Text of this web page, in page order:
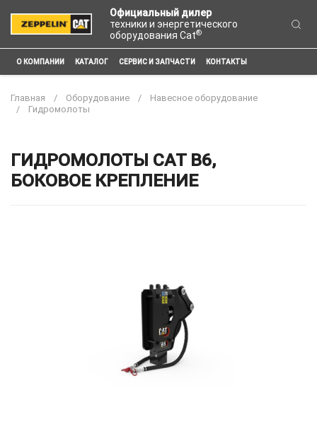
Официальный дилер
техники и энергетического
оборудования Cat®
О КОМПАНИИ КАТАЛОГ СЕРВИС И ЗАПЧАСТИ КОНТАКТЫ
Главная Оборудование
Навесное оборудование
Гидромолоты
ГИДРОМОЛОТЫ CAT B6,
БОКОВОЕ КРЕПЛЕНИЕ